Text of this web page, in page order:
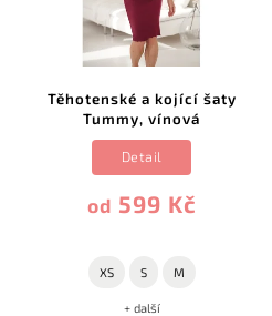
Těhotenské a kojící šaty
Tummy, vínová
od 599 Kč
Detail
XS S M
+ další